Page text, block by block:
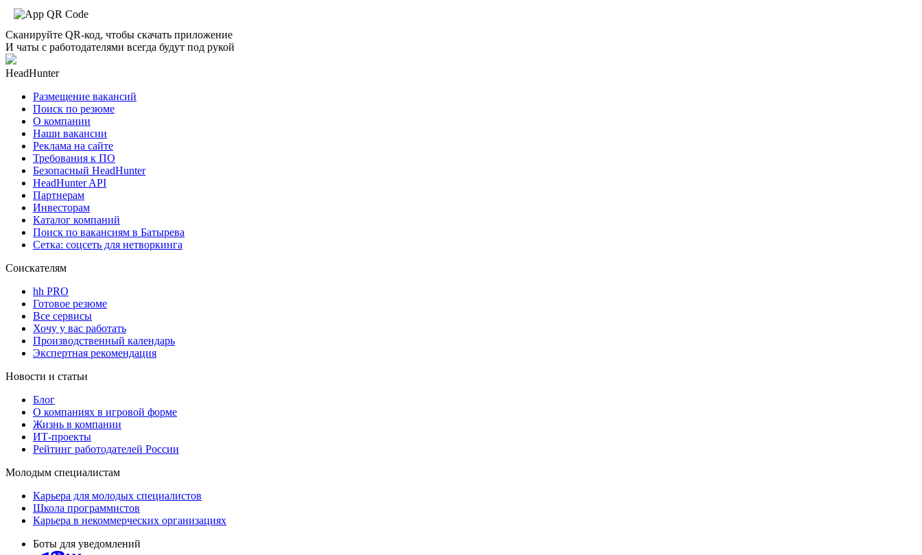
Сканируйте QR-код, чтобы скачать приложение
И чаты с работодателями всегда будут под рукой
HeadHunter
Размещение вакансий
Поиск по резюме
О компании
Наши вакансии
Реклама на сайте
Требования к ПО
Безопасный HeadHunter
HeadHunter API
Партнерам
Инвесторам
Каталог компаний
Поиск по вакансиям в Батырева
Сетка: соцсеть для нетворкинга
Соискателям
hh PRO
Готовое резюме
Все сервисы
Хочу у вас работать
Производственный календарь
Экспертная рекомендация
Новости и статьи
Блог
О компаниях в игровой форме
Жизнь в компании
ИТ-проекты
Рейтинг работодателей России
Молодым специалистам
Карьера для молодых специалистов
Школа программистов
Карьера в некоммерческих организациях
Боты для уведомлений